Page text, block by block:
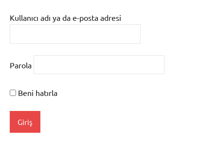
Kullanıcı adı ya da e-posta adresi
Parola
Beni hatırla